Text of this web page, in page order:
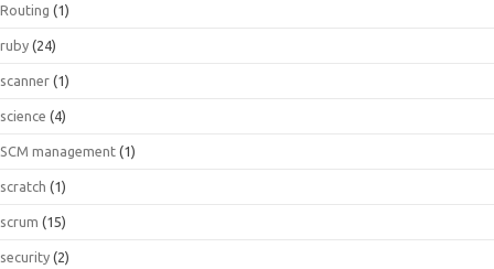
Routing (1)
ruby (24)
scanner (1)
science (4)
SCM management (1)
scratch (1)
scrum (15)
security (2)